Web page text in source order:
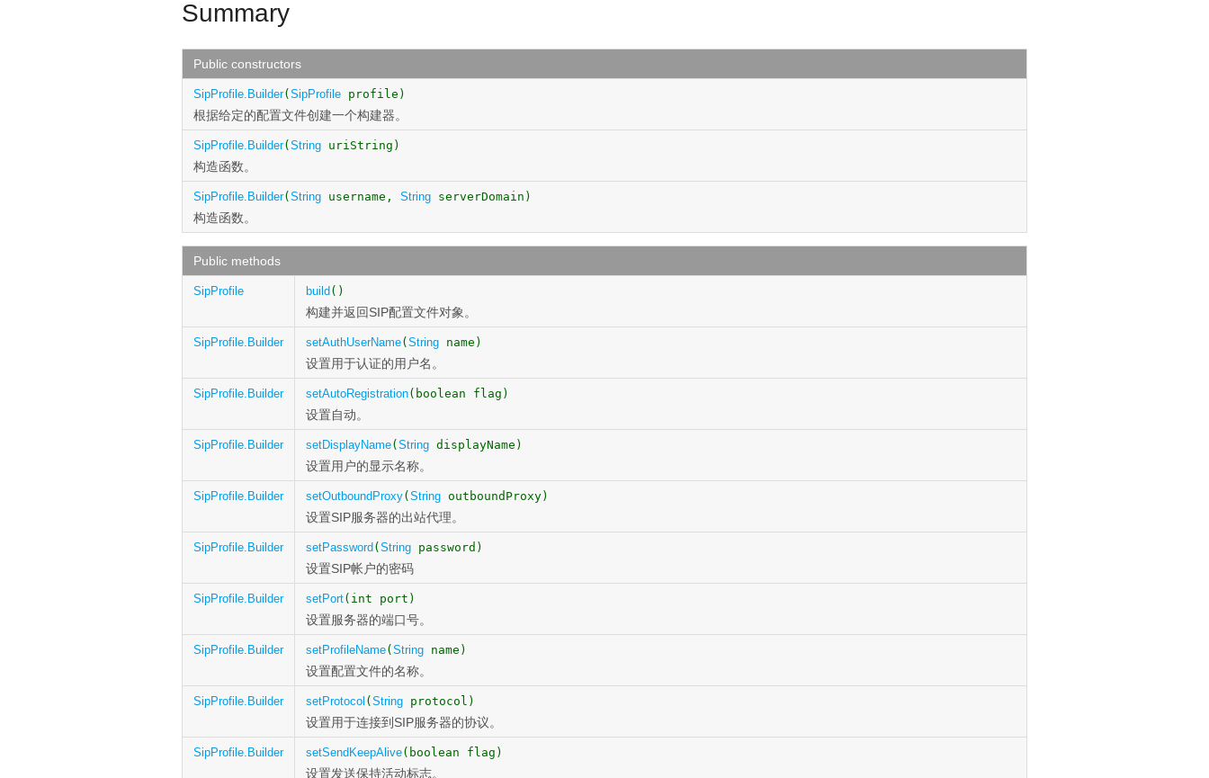
Summary
Public constructors
SipProfile.Builder( SipProfile profile)
根据给定的配置文件创建一个构建器。
SipProfile.Builder( String uriString)
构造函数。
SipProfile.Builder( String username, String serverDomain)
构造函数。
Public methods
SipProfile build ()
构建并返回SIP配置文件对象。
SipProfile.Builder setAuthUserName( String name)
设置用于认证的用户名。
SipProfile.Builder setAutoRegistration(boolean flag)
设置自动。
SipProfile.Builder setDisplayName( String displayName)
设置用户的显示名称。
SipProfile.Builder setOutboundProxy( String outboundProxy)
设置SIP服务器的出站代理。
SipProfile.Builder setPassword ( String password)
设置SIP帐户的密码
SipProfile.Builder setPort(int port)
设置服务器的端口号。
SipProfile.Builder setProfileName( String name)
设置配置文件的名称。
SipProfile.Builder setProtocol ( String protocol)
设置用于连接到SIP服务器的协议。
SipProfile.Builder setSendKeepAlive(boolean flag)
设置发送保持活动标志。